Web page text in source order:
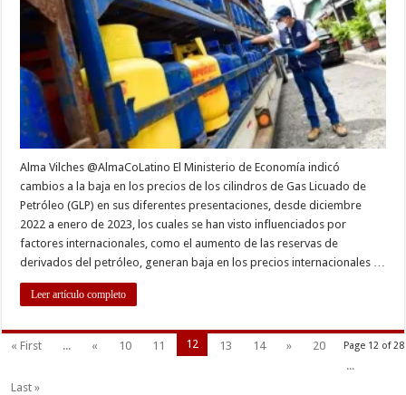
Alma Vilches @AlmaCoLatino El Ministerio de Economía indicó
cambios a la baja en los precios de los cilindros de Gas Licuado de
Petróleo (GLP) en sus diferentes presentaciones, desde diciembre
2022 a enero de 2023, los cuales se han visto influenciados por
factores internacionales, como el aumento de las reservas de
derivados del petróleo, generan baja en los precios internacionales …
Leer artículo completo
Page 12 of 28
« First ... « 10 11 12 13 14 »
20
...
Last »